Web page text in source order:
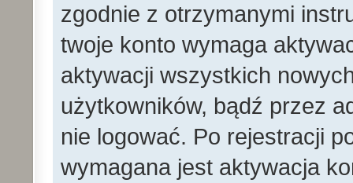
zgodnie z otrzymanymi
twoje konto wymaga
aktywacji wszystkich
użytkowników, bądź przez
nie logować. Po rejestracji
wymagana jest aktywacja